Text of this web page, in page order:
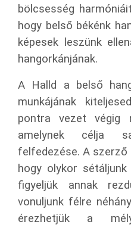
bölcsesség
hogy belső békénk
képesek leszünk
hangorkánjának.
A Halld a belső
munkájának
pontra vezet végig
amelynek célja
felfedezése. A
hogy olykor
figyeljük annak
vonuljunk félre
érezhetjük a